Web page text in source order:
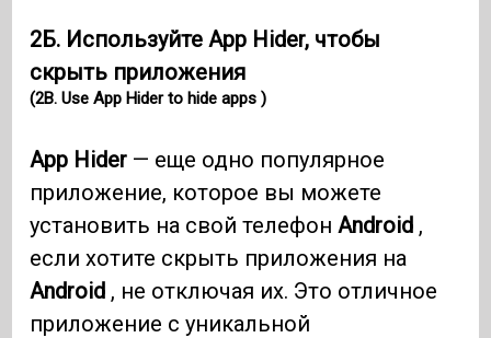
2Б. Используйте App Hider, чтобы
скрыть приложения
(2B. Use App Hider to hide apps )
App Hider — еще одно популярное
приложение, которое вы можете
установить на свой телефон Android ,
если хотите скрыть приложения на
Android , не отключая их. Это отличное
приложение с уникальной